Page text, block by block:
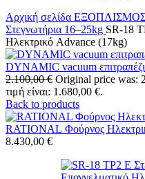
Αρχική σελίδα
Στεγνωτήρια 16–25kg SR-18
Ηλεκτρικό Advance (17kg)
DYNAMIC vacuum
2.100,00€ Original price was:
τιμή είναι: 1.680,00 €.
Back to products
RATIONAL Φούρνος
8.430,00 €